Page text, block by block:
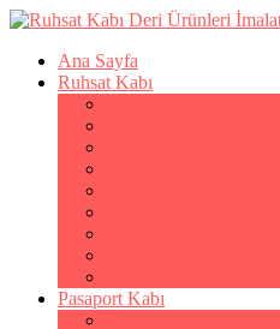
Ana Sayfa
Ruhsat Kabı
Pasaport Kabı